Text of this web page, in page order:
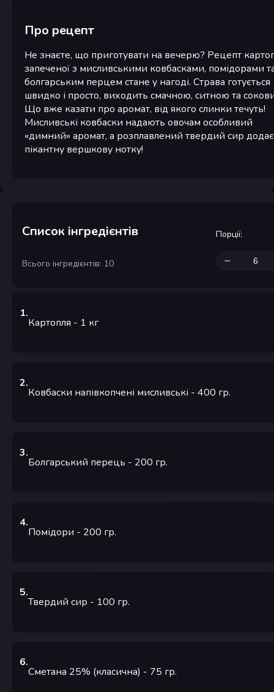
Про рецепт
Не знаєте, що приготувати на вечерю? Рецепт
запеченої з мисливськими ковбасками, помідорами
болгарським перцем стане у нагоді. Страва готується
швидко і просто, виходить смачною, ситною та
Що вже казати про аромат, від якого слинки течуть!
Мисливські ковбаски надають овочам особливий
«димний» аромат, а розплавлений твердий сир додає
пікантну вершкову нотку!
Список інгредієнтів
Всього інгредієнтів: 10
Порції:
1.
Картопля - 1 кг
2.
Ковбаски напівкопчені мисливські - 400 гр.
3.
Болгарський перець - 200 гр.
4.
Помідори - 200 гр.
5.
Твердий сир - 100 гр.
6.
Сметана 25% (класична) - 75 гр.